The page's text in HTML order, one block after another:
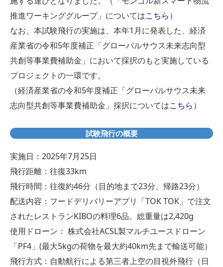
推進ワーキンググループ」についてはこちら）
なお、本試験飛行の実施は、本年1月に発表した、経済
産業省の令和5年度補正「グローバルサウス未来志向型
共創等事業費補助金」において採択のもと実施している
プロジェクトの一環です。
（経済産業省の令和5年度補正「グローバルサウス未来
志向型共創等事業費補助金」採択についてはこちら）
試験飛行の概要
実施日：2025年7月25日
飛行距離：往復33km
飛行時間：往復約46分（目的地まで23分、帰路23分）
配送内容：フードデリバリーアプリ「TOK TOK」で注文
されたレストランKIBOの料理6品。総重量は2,420g
使用ドローン： 株式会社ACSL製マルチユースドローン
「PF4」(最大5kgの荷物を最大約40km先まで輸送可能）
飛行方式：自動航行による第三者上空の目視外飛行（日